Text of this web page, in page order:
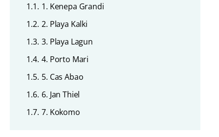
1.1. 1. Kenepa Grandi
1.2. 2. Playa Kalki
1.3. 3. Playa Lagun
1.4. 4. Porto Mari
1.5. 5. Cas Abao
1.6. 6. Jan Thiel
1.7. 7. Kokomo